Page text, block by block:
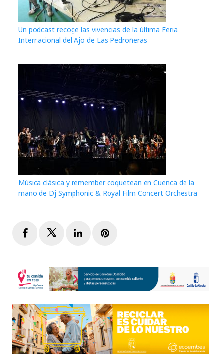
Un podcast recoge las vivencias de la última Feria
Internacional del Ajo de Las Pedroñeras
Música clásica y remember coquetean en Cuenca de la
mano de Dj Symphonic & Royal Film Concert Orchestra
FacebookTwitterLinkedInPinterest